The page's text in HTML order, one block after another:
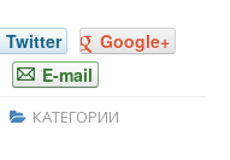
Twitter
Google+
E-mail
КАТЕГОРИИ